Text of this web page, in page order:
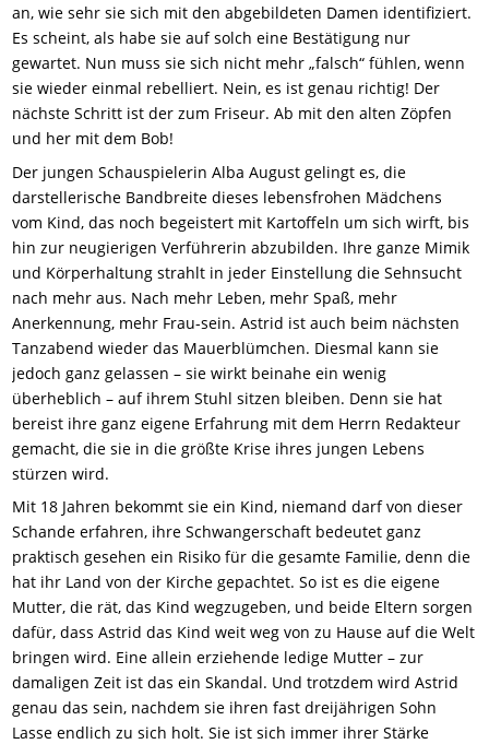
an, wie sehr sie sich mit den abgebildeten Damen identifiziert.
Es scheint, als habe sie auf solch eine Bestätigung nur
gewartet. Nun muss sie sich nicht mehr „falsch“ fühlen, wenn
sie wieder einmal rebelliert. Nein, es ist genau richtig! Der
nächste Schritt ist der zum Friseur. Ab mit den alten Zöpfen
und her mit dem Bob!
Der jungen Schauspielerin Alba August gelingt es, die
darstellerische Bandbreite dieses lebensfrohen Mädchens
vom Kind, das noch begeistert mit Kartoffeln um sich wirft, bis
hin zur neugierigen Verführerin abzubilden. Ihre ganze Mimik
und Körperhaltung strahlt in jeder Einstellung die Sehnsucht
nach mehr aus. Nach mehr Leben, mehr Spaß, mehr
Anerkennung, mehr Frau-sein. Astrid ist auch beim nächsten
Tanzabend wieder das Mauerblümchen. Diesmal kann sie
jedoch ganz gelassen – sie wirkt beinahe ein wenig
überheblich – auf ihrem Stuhl sitzen bleiben. Denn sie hat
bereist ihre ganz eigene Erfahrung mit dem Herrn Redakteur
gemacht, die sie in die größte Krise ihres jungen Lebens
stürzen wird.
Mit 18 Jahren bekommt sie ein Kind, niemand darf von dieser
Schande erfahren, ihre Schwangerschaft bedeutet ganz
praktisch gesehen ein Risiko für die gesamte Familie, denn die
hat ihr Land von der Kirche gepachtet. So ist es die eigene
Mutter, die rät, das Kind wegzugeben, und beide Eltern sorgen
dafür, dass Astrid das Kind weit weg von zu Hause auf die Welt
bringen wird. Eine allein erziehende ledige Mutter – zur
damaligen Zeit ist das ein Skandal. Und trotzdem wird Astrid
genau das sein, nachdem sie ihren fast dreijährigen Sohn
Lasse endlich zu sich holt. Sie ist sich immer ihrer Stärke